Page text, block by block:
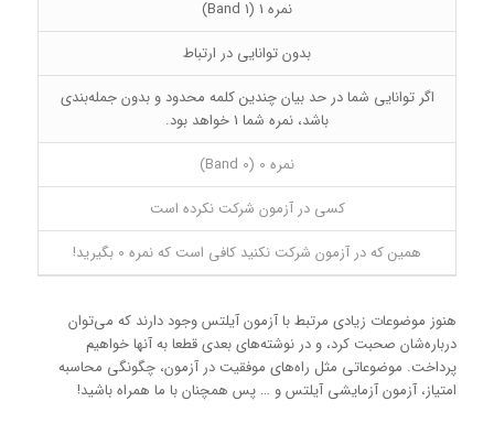
نمره 1 (Band 1)
بدون توانایی در ارتباط
اگر توانایی شما در حد بیان چندین کلمه محدود و بدون جمله‌بندی
باشد، نمره شما 1 خواهد بود.
نمره 0 (Band 0)
کسی در آزمون شرکت نکرده است
همین که در آزمون شرکت نکنید کافی است که نمره 0 بگیرید!
هنوز موضوعات زیادی مرتبط با آزمون آیلتس وجود دارند که می‌توان
درباره‌شان صحبت کرد، و در نوشته‌های بعدی قطعا به آنها خواهیم
پرداخت. موضوعاتی مثل راه‌های موفقیت در آزمون، چگونگی محاسبه
امتیاز، آزمون آزمایشی آیلتس و … پس همچنان با ما همراه باشید!